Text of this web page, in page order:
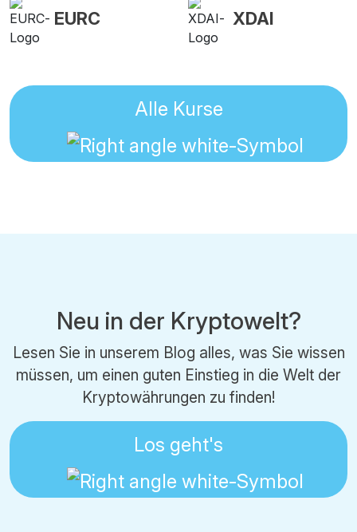
EURC XDAI
Alle Kurse
Neu in der Kryptowelt?
Lesen Sie in unserem Blog alles, was Sie wissen
müssen, um einen guten Einstieg in die Welt der
Kryptowährungen zu finden!
Los geht's